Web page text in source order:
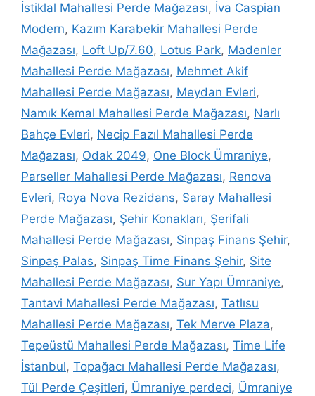
İstiklal Mahallesi Perde Mağazası, İva Caspian
Modern, Kazım Karabekir Mahallesi Perde
Mağazası, Loft Up/7.60, Lotus Park, Madenler
Mahallesi Perde Mağazası, Mehmet Akif
Mahallesi Perde Mağazası, Meydan Evleri,
Namık Kemal Mahallesi Perde Mağazası, Narlı
Bahçe Evleri, Necip Fazıl Mahallesi Perde
Mağazası, Odak 2049, One Block Ümraniye,
Parseller Mahallesi Perde Mağazası, Renova
Evleri, Roya Nova Rezidans, Saray Mahallesi
Perde Mağazası, Şehir Konakları, Şerifali
Mahallesi Perde Mağazası, Sinpaş Finans Şehir,
Sinpaş Palas, Sinpaş Time Finans Şehir, Site
Mahallesi Perde Mağazası, Sur Yapı Ümraniye,
Tantavi Mahallesi Perde Mağazası, Tatlısu
Mahallesi Perde Mağazası, Tek Merve Plaza,
Tepeüstü Mahallesi Perde Mağazası, Time Life
İstanbul, Topağacı Mahallesi Perde Mağazası,
Tül Perde Çeşitleri, Ümraniye perdeci, Ümraniye